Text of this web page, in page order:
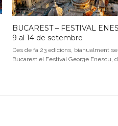
BUCAREST – FESTIVAL
9 al 14 de setembre
Des de fa 23 edicions, bianualment
Bucarest el Festival George Enescu,